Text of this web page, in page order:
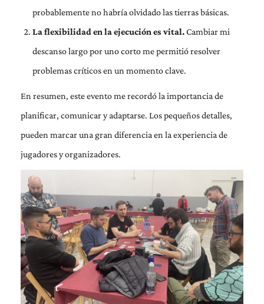
probablemente no habría olvidado las tierras básicas.
La flexibilidad en la ejecución es vital.Cambiar mi
descanso largo por uno corto me permitió resolver
problemas críticos en un momento clave.
En resumen, este evento me recordó la importancia de
planificar, comunicar y adaptarse. Los pequeños detalles,
pueden marcar una gran diferencia en la experiencia de
jugadores y organizadores.